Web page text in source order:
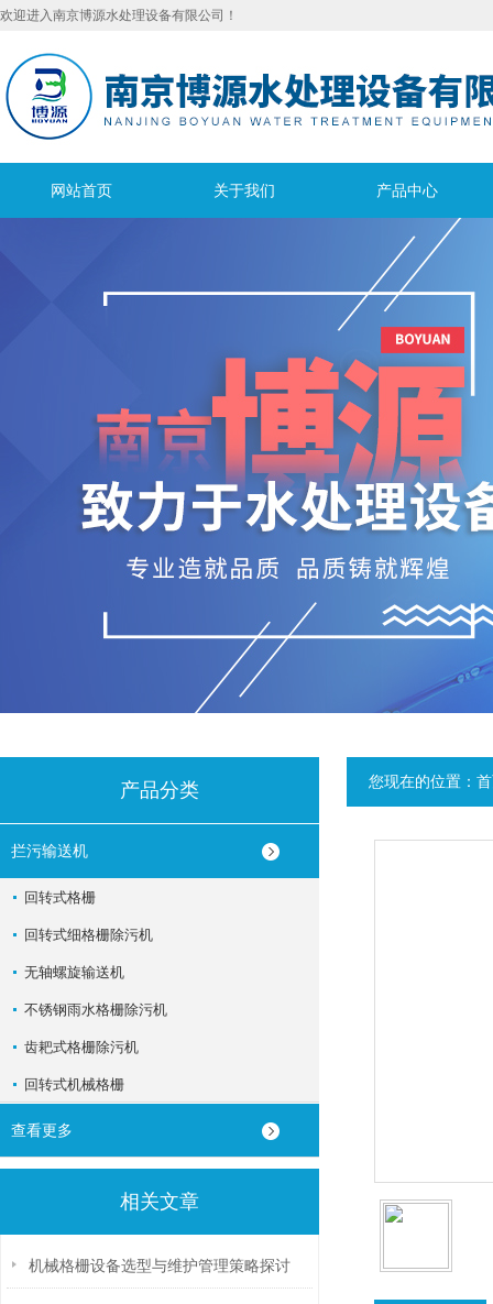
欢迎进入南京博源水处理设备有限公司！
网站首页 关于我们 产品中心
产品分类
拦污输送机
回转式格栅
回转式细格栅除污机
无轴螺旋输送机
不锈钢雨水格栅除污机
齿耙式格栅除污机
回转式机械格栅
查看更多
相关文章
机械格栅设备选型与维护管理策略探讨
您现在的位置：